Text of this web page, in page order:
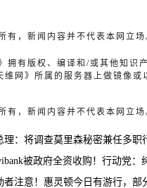
，新闻内容并不代表本网立场
拥有版权、编译和/或其他知识
网》所属的服务器上做镜像或
，新闻内容并不代表本网立场
理：将调查莫里森秘密兼任多职
被政府全资收购！行动党：纯属浪费纳税人
注意！惠灵顿今日有游行，部分道路封